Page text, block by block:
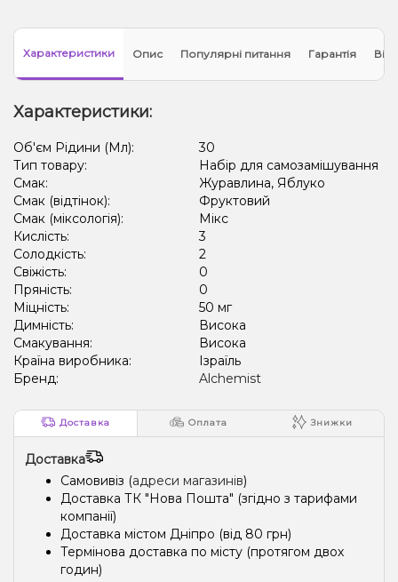
Характеристики Опис Популярні питання Гарантія
Характеристики:
Об'єм Рідини (Мл):
30
Тип товару:
Набір для самозамішування
Смак:
Журавлина, Яблуко
Смак (відтінок):
Фруктовий
Смак (міксологія):
Мікс
Кислість:
3
Солодкість:
2
Свіжість:
0
Пряність:
0
Міцність:
50 мг
Димність:
Висока
Смакування:
Висока
Країна виробника:
Ізраїль
Бренд:
Alchemist
Доставка Оплата Знижки
Доставка
Самовивіз (адреси магазинів)
Доставка ТК "Нова Пошта" (згідно з тарифами
компанії)
Доставка містом Дніпро (від 80 грн)
Термінова доставка по місту (протягом двох
годин)